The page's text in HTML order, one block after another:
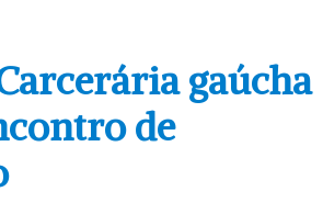
gaúcha
de